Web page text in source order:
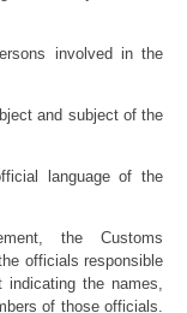
involved in the
and subject of the
language of the
the Customs
officials responsible
the names,
of those officials.